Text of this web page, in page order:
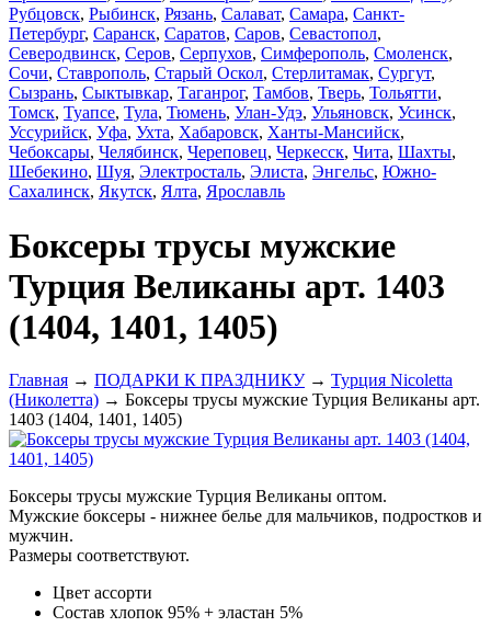
Рубцовск, Рыбинск, Рязань, Салават, Самара, Санкт-
Петербург, Саранск, Саратов, Саров, Севастопол,
Северодвинск, Серов, Серпухов, Симферополь, Смоленск,
Сочи, Ставрополь, Старый Оскол, Стерлитамак, Сургут,
Сызрань, Сыктывкар, Таганрог, Тамбов, Тверь, Тольятти,
Томск, Туапсе, Тула, Тюмень, Улан-Удэ, Ульяновск, Усинск,
Уссурийск, Уфа, Ухта, Хабаровск, Ханты-Мансийск,
Чебоксары, Челябинск, Череповец, Черкесск, Чита, Шахты,
Шебекино, Шуя, Электросталь, Элиста, Энгельс, Южно-
Сахалинск, Якутск, Ялта, Ярославль
Боксеры трусы мужские
Турция Великаны арт. 1403
(1404, 1401, 1405)
Главная → ПОДАРКИ К ПРАЗДНИКУ → Турция Nicoletta
(Николетта) → Боксеры трусы мужские Турция Великаны арт.
1403 (1404, 1401, 1405)
Боксеры трусы мужские Турция Великаны оптом.
Мужские боксеры - нижнее белье для мальчиков, подростков и
мужчин.
Размеры соответствуют.
Цвет ассорти
Состав хлопок 95% + эластан 5%